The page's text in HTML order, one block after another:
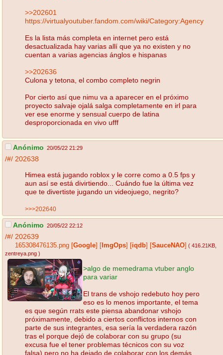
>>202601
https://virtualyoutuber.fandom.com/wiki/Category:Agency
Es la lista más completa en internet pero está
desactualizada hay varias allí que ya no existen y no
cuentan a varias agencias ánglos e hispanas
>>202636
Culona y tetona, el combo completo negrin
Por cierto así que nimu va a aparecer en el próximo
proyecto salvaje ojalá salga completamente en irl para
ver ese enorme y sensual cuerpo de latina
desproporcionada en vivo ufff
Anónimo 20/05/22 21:29
/#/ 202638
Himea está jugando roblox y le corre como a 0.5 fps y
aun así se está divirtiendo... Cuándo fue la última vez
que te divertiste jugando un videojuego, negrito?
>>>202640
Anónimo 20/05/22 22:12
/#/ 202639
165308476135.png Google ImgOps iqdb SauceNAO ( 416.21KB
zentreya.png )
>algo de memedrama vtuber anglo
para variar
El trans de vshojo redebuto hoy pero
eso es lo menos importante, el tema
es que según rrats este piensa abandonar vshojo
próximamente, debido a ciertos conflictos internos con
parte de sus integrantes, esa sería la verdadera razón
tras el porque dejó de colaborar con su grupo (su
excusa fue el tener problemas técnicos con su voz
falsa) pero no ha dejado de colaborar con los demás